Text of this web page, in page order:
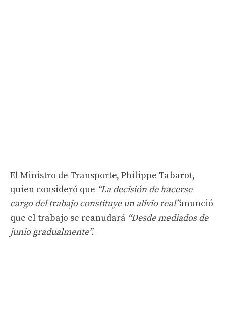
El Ministro de Transporte, Philippe Tabarot,
quien consideró que “La decisión de hacerse
cargo del trabajo constituye un alivio real”anunció
que el trabajo se reanudará “Desde mediados de
junio gradualmente”.